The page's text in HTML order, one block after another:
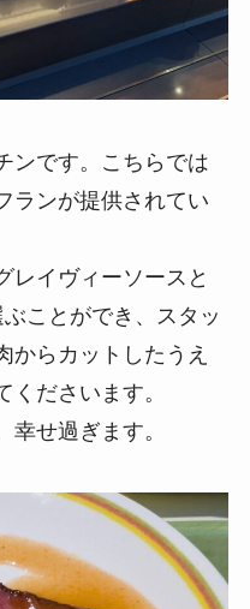
ンです。こちらでは
ランが提供されてい
レイヴィーソースと
ことができ、スタッ
からカットしたうえ
ださいます。
幸せ過ぎます。